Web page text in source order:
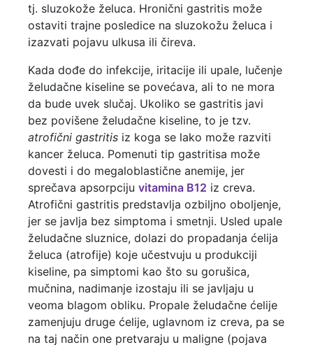
tj. sluzokože želuca. Hronični gastritis može
ostaviti trajne posledice na sluzokožu želuca i
izazvati pojavu ulkusa ili čireva.
Kada dođe do infekcije, iritacije ili upale, lučenje
želudačne kiseline se povećava, ali to ne mora
da bude uvek slučaj. Ukoliko se gastritis javi
bez povišene želudačne kiseline, to je tzv.
atrofični gastritis iz koga se lako može razviti
kancer želuca. Pomenuti tip gastritisa može
dovesti i do megaloblastične anemije, jer
sprečava apsorpciju vitamina B12 iz creva.
Atrofični gastritis predstavlja ozbiljno oboljenje,
jer se javlja bez simptoma i smetnji. Usled upale
želudačne sluznice, dolazi do propadanja ćelija
želuca (atrofije) koje učestvuju u produkciji
kiseline, pa simptomi kao što su gorušica,
mučnina, nadimanje izostaju ili se javljaju u
veoma blagom obliku. Propale želudačne ćelije
zamenjuju druge ćelije, uglavnom iz creva, pa se
na taj način one pretvaraju u maligne (pojava